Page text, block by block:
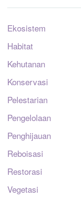
Ekosistem
Habitat
Kehutanan
Konservasi
Pelestarian
Pengelolaan
Penghijauan
Reboisasi
Restorasi
Vegetasi